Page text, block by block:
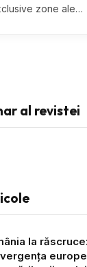
zone ale…
al revistei
la